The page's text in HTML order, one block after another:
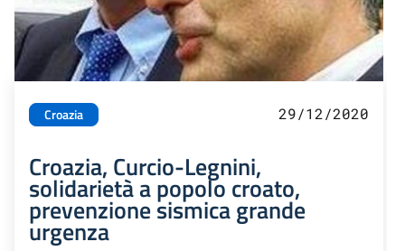
Croazia 29/12/2020
Croazia, Curcio-Legnini,
solidarietà a popolo croato,
prevenzione sismica grande
urgenza